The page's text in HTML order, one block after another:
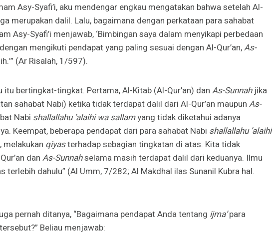
Asy-Syafi’i, aku mendengar engkau mengatakan bahwa setelah Al-
merupakan dalil. Lalu, bagaimana dengan perkataan para sahabat
Asy-Syafi’i menjawab, ‘Bimbingan saya dalam menyikapi perbedaan
mengikuti pendapat yang paling sesuai dengan Al-Qur’an,As-
(Ar Risalah, 1/597).
itu bertingkat-tingkat. Pertama, Al-Kitab (Al-Qur’an) dan As-Sunnahjika
sahabat Nabi) ketika tidak terdapat dalil dari Al-Qur’an maupun As-
Nabi shallallahu ’alaihi wa sallamyang tidak diketahui adanya
Keempat, beberapa pendapat dari para sahabat Nabi shallallahu ’alaihi
qiyasterhadap sebagian tingkatan di atas. Kita tidak
dan As-Sunnahselama masih terdapat dalil dari keduanya. Ilmu
dahulu” (Al Umm, 7/282; Al Makdhal ilas Sunanil Kubra hal.
pernah ditanya, “Bagaimana pendapat Anda tentang ijma’para
Beliau menjawab: